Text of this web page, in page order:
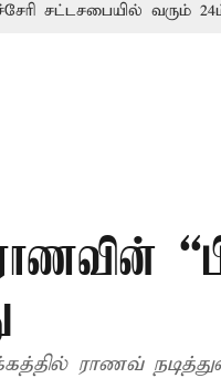
சட்டசபையில் வரும் 24ம்
ராணவ்